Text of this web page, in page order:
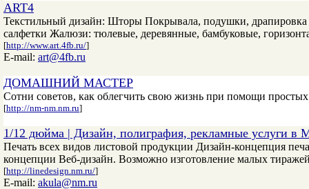
ART4
Текстильный дизайн: Шторы Покрывала, подушки, драпировка
салфетки Жалюзи: тюлевые, деревянные, бамбуковые,
[http://www.art.4fb.ru/]
E-mail: art@4fb.ru
ДОМАШНИЙ МАСТЕР
Сотни советов, как облегчить свою жизнь при помощи
[http://nm-nm.nm.ru]
1/12 дюйма | Дизайн, полиграфия, рекламные услуги в
Печать всех видов листовой продукции Дизайн-концепция
концепции Веб-дизайн. Возможно изготовление малых
[http://linedesign.nm.ru/]
E-mail: akula@nm.ru